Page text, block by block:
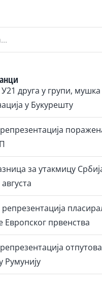
друга у групи,
у Букурешту
за утакмицу
Европског првенства
Румунију